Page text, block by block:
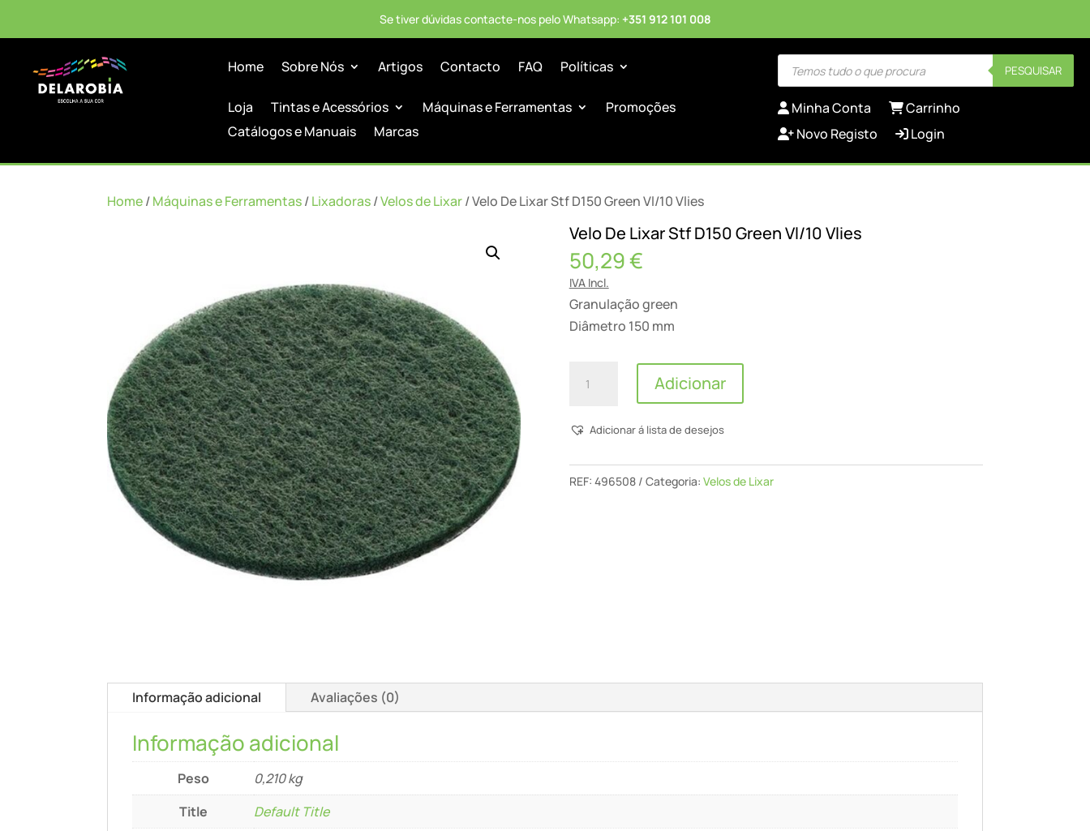
Se tiver dúvidas contacte-nos pelo Whatsapp: +351 912 101 008
Home Sobre Nós Artigos Contacto FAQ Políticas Products
search PESQUISAR
Loja Tintas e Acessórios Máquinas e Ferramentas
Promoções
Catálogos e Manuais
Marcas
Minha Conta
Carrinho
Novo Registo
Login
Home/Máquinas e Ferramentas/Lixadoras/Velos de Lixar/ Velo De Lixar Stf D150 Green Vl/10 Vlies
Velo De Lixar Stf D150 Green Vl/10 Vlies
50,29€
IVA Incl.
Granulação green
Diâmetro 150 mm
Quantidade
De
Stf
Adicionar
Adicionar á lista de desejos
REF: 496508 Categoria: Velos de Lixar
Informação adicional Avaliações (0)
Informação adicional
Peso
0,210 kg
Title
Default Title